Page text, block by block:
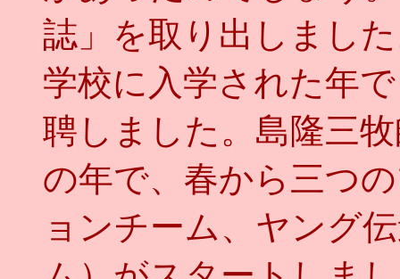
誌」を取り出しまし
学校に入学された年
聘しました。島隆三
の年で、春から三つ
ョンチーム、ヤング